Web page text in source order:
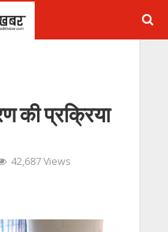
की प्रक्रिया
42,687 Views